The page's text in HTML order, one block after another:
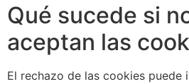
Qué sucede si
aceptan las
El rechazo de las cookies puede